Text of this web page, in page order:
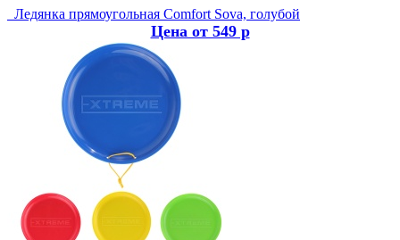
Ледянка прямоугольная Comfort Sova, голубой
Цена от 549 р